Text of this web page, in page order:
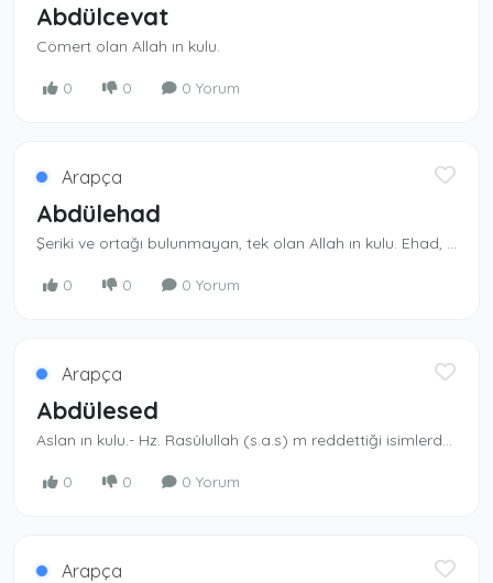
Abdülcevat
Cömert olan Allah ın kulu.
0 0 0 Yorum
Arapça
Abdülehad
Şeriki ve ortağı bulunmayan, tek olan Allah ın kulu. Ehad, Allah ın isimlerindendir.
0 0 0 Yorum
Arapça
Abdülesed
Aslan ın kulu.- Hz. Rasûlullah (s.a.s) m reddet­tiği isimlerdendir. Müslümanlar kullanmazlar.
0 0 0 Yorum
Arapça